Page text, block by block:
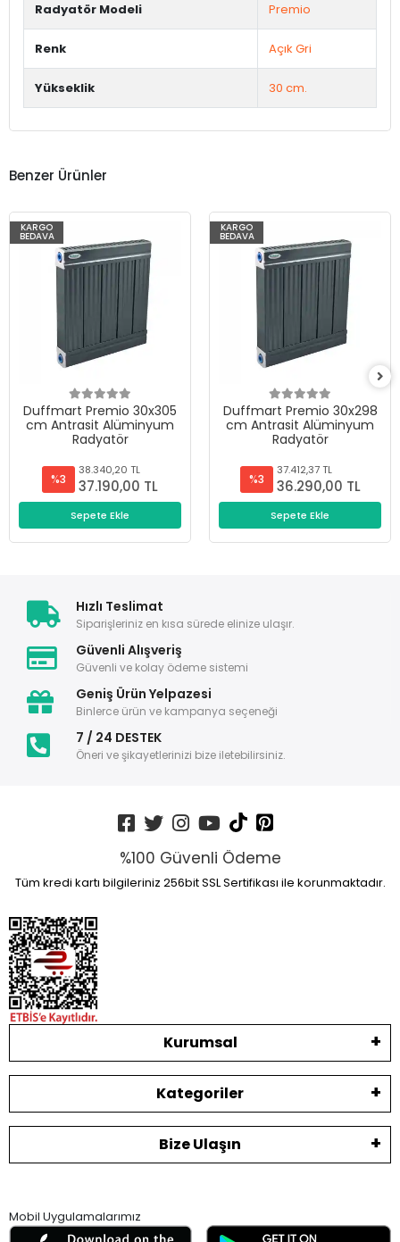
Radyatör Modeli Premio
Renk Açık Gri
Yükseklik 30 cm.
Benzer Ürünler
KARGO
BEDAVA
Duffmart Premio 30x305
cm Antrasit Alüminyum
Radyatör
%3
38.340,20 TL
37.190,00 TL
Sepete Ekle
KARGO
BEDAVA
Duffmart Premio 30x298
cm Antrasit Alüminyum
Radyatör
%3
37.412,37 TL
36.290,00 TL
Sepete Ekle
Hızlı Teslimat
Siparişleriniz en kısa sürede elinize ulaşır.
Güvenli Alışveriş
Güvenli ve kolay ödeme sistemi
Geniş Ürün Yelpazesi
Binlerce ürün ve kampanya seçeneği
7 / 24 DESTEK
Öneri ve şikayetlerinizi bize iletebilirsiniz.
%100 Güvenli Ödeme
Tüm kredi kartı bilgileriniz 256bit SSL Sertifikası ile korunmaktadır.
Kurumsal
Kategoriler
Bize Ulaşın
Mobil Uygulamalarımız